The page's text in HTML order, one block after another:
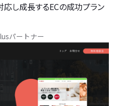
し成長するECの成功プラン
パートナー